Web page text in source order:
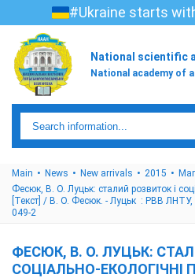
#Ukraine starts
National scientific
National academy of
Main News New arrivals 2015
Фесюк, В. О. Луцьк: сталий розвиток і
[Текст] / В. О. Фесюк. - Луцьк : РВВ ЛНТУ,
049-2
ФЕСЮК, В. О. ЛУЦЬК:
СОЦІАЛЬНО-ЕКОЛОГІЧНІ